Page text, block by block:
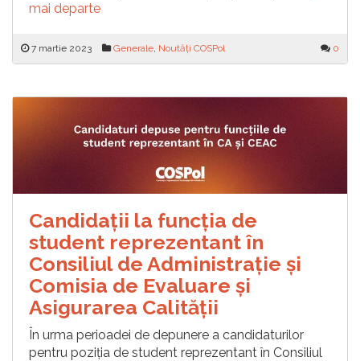
mai departe
7 martie 2023 Generale, Noutăți COSPol 0
Candidații la funcția de
student reprezentant în
Consiliul de Administrație și
Comisia de Evaluare și
Asigurarea Calității
În urma perioadei de depunere a candidaturilor
pentru poziția de student reprezentant în Consiliul